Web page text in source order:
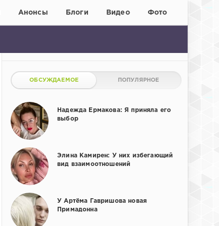
Анонсы Блоги Видео Фото
ОБСУЖДАЕМОЕ ПОПУЛЯРНОЕ
Надежда Ермакова: Я приняла его
выбор
Элина Камирен: У них избегающий
вид взаимоотношений
У Артёма Гавришова новая
Примадонна